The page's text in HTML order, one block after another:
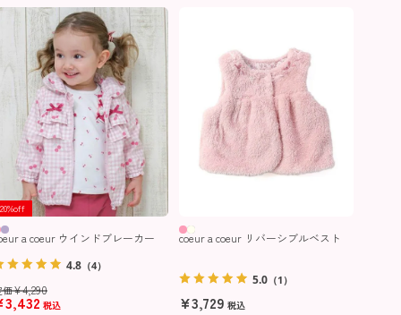
20%off
a coeur ウインドブレーカー
価¥4,290
3,432 税込
4.8 （4）
coeur a coeur リバーシブルベスト
¥3,729 税込
5.0（1）